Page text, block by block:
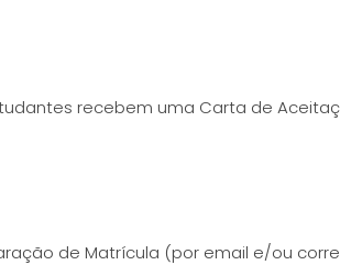
recebem uma Carta de
de Matrícula (por email e/ou